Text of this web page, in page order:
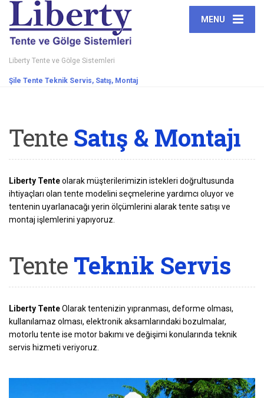
MENU
Liberty Tente ve Gölge Sistemleri
Şile Tente Teknik Servis, Satış, Montaj
Tente Satış & Montajı
Liberty Tenteolarak müşterilerimizin istekleri doğrultusunda
ihtiyaçları olan tente modelini seçmelerine yardımcı oluyor ve
tentenin uyarlanacağı yerin ölçümlerini alarak tente satışı ve
montaj işlemlerini yapıyoruz.
Tente Teknik Servis
Liberty TenteOlarak tentenizin yıpranması, deforme olması,
kullanılamaz olması, elektronik aksamlarındaki bozulmalar,
motorlu tente ise motor bakımı ve değişimi konularında teknik
servis hizmeti veriyoruz.